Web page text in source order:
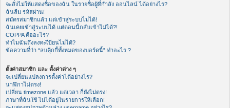
จะสั่งไม่ให้แสดงชื่อของฉัน ในรายชื่อผู้ที่กำลัง ออนไลน์ ได้อย่างไร?
ฉันลืม รหัสผ่าน!
สมัครสมาชิกแล้ว แต่เข้าสู่ระบบไม่ได้!
ฉันเคยเข้าสู่ระบบได้ แต่ตอนนี้กลับเข้าไม่ได้?!
COPPA คืออะไร?
ทำไมฉันถึงลงทะเีบียนไม่ได้?
ข้อความที่ว่า “ลบคุีกกี้ทั้งหมดของบอร์ดนี้” ทำอะไร ?
ตั้งค่าสมาชิก และ ตั้งค่าต่าง ๆ
จะเปลี่ยนแปลงการตั้งค่าได้อย่างไร?
นาฬิกาไม่ตรง!
เปลี่ยน timezone แล้ว แต่เวลา ก็ยังไม่ตรง!
ภาษาที่ฉันใช้ ไม่ได้อยู่ในรายการให้เลือก!